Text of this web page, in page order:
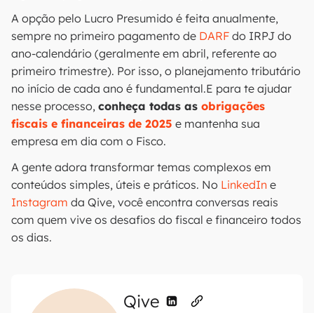
A opção pelo Lucro Presumido é feita anualmente,
sempre no primeiro pagamento de DARF do IRPJ do
ano-calendário (geralmente em abril, referente ao
primeiro trimestre). Por isso, o planejamento tributário
no início de cada ano é fundamental.E para te ajudar
nesse processo, conheça todas as obrigações
fiscais e financeiras de 2025 e mantenha sua
empresa em dia com o Fisco.
A gente adora transformar temas complexos em
conteúdos simples, úteis e práticos. No LinkedIn e
Instagram da Qive, você encontra conversas reais
com quem vive os desafios do fiscal e financeiro todos
os dias.
Qive